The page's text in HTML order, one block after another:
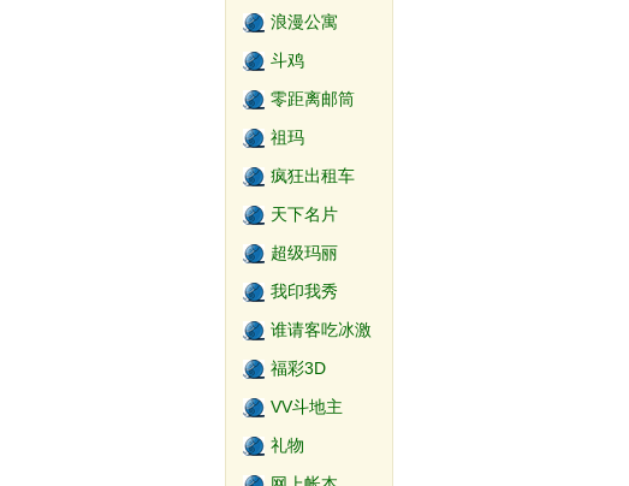
浪漫公寓
斗鸡
零距离邮筒
祖玛
疯狂出租车
天下名片
超级玛丽
我印我秀
谁请客吃冰激
福彩3D
VV斗地主
礼物